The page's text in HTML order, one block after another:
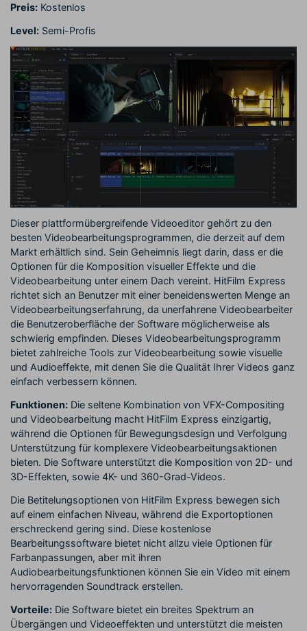
Preis: Kostenlos
Level: Semi-Profis
Dieser plattformübergreifende Videoeditor gehört zu den
besten Videobearbeitungsprogrammen, die derzeit auf dem
Markt erhältlich sind. Sein Geheimnis liegt darin, dass er die
Optionen für die Komposition visueller Effekte und die
Videobearbeitung unter einem Dach vereint. HitFilm Express
richtet sich an Benutzer mit einer beneidenswerten Menge an
Videobearbeitungserfahrung, da unerfahrene Videobearbeiter
die Benutzeroberfläche der Software möglicherweise als
schwierig empfinden. Dieses Videobearbeitungsprogramm
bietet zahlreiche Tools zur Videobearbeitung sowie visuelle
und Audioeffekte, mit denen Sie die Qualität Ihrer Videos ganz
einfach verbessern können.
Funktionen: Die seltene Kombination von VFX-Compositing
und Videobearbeitung macht HitFilm Express einzigartig,
während die Optionen für Bewegungsdesign und Verfolgung
Unterstützung für komplexere Videobearbeitungsaktionen
bieten. Die Software unterstützt die Komposition von 2D- und
3D-Effekten, sowie 4K- und 360-Grad-Videos.
Die Betitelungsoptionen von HitFilm Express bewegen sich
auf einem einfachen Niveau, während die Exportoptionen
erschreckend gering sind. Diese kostenlose
Bearbeitungssoftware bietet nicht allzu viele Optionen für
Farbanpassungen, aber mit ihren
Audiobearbeitungsfunktionen können Sie ein Video mit einem
hervorragenden Soundtrack erstellen.
Vorteile: Die Software bietet ein breites Spektrum an
Übergängen und Videoeffekten und unterstützt die meisten